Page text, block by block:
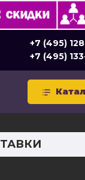
+7 (495)
+7 (495)